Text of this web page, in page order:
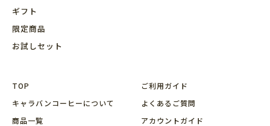
ギフト
限定商品
お試しセット
TOP
キャラバンコーヒーについて
商品⼀覧
ご利用ガイド
よくあるご質問
アカウントガイド